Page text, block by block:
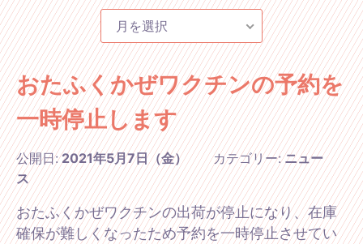
月を選択
おたふくかぜワクチンの予約を
一時停止します
公開日:2021年5月7日（金） カテゴリー:ニュー
ス
おたふくかぜワクチンの出荷が停止になり、在庫
確保が難しくなったため予約を一時停止させてい